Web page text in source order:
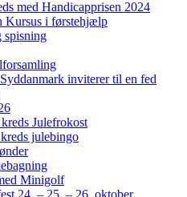
med Handicapprisen 2024
Kursus i førstehjælp
spisning
inviterer til en fed
Julefrokost
julebingo
Minigolf
24. – 25. – 26. oktober